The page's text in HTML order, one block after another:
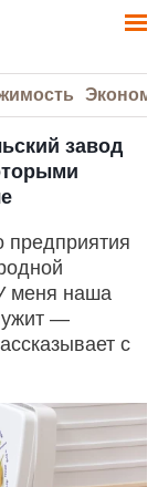
завод
предприятия
меня наша
—
с